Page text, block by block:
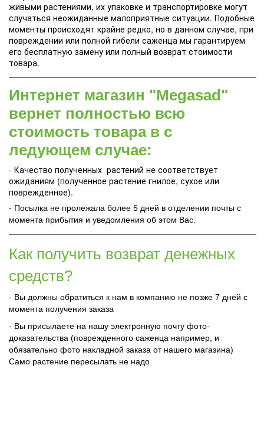
живыми растениями, их упаковке и транспортировке могут
случаться неожиданные малоприятные ситуации. Подобные
моменты происходят крайне редко, но в данном случае, при
повреждении или полной гибели саженца мы гарантируем
его бесплатную замену или полный возврат стоимости
товара.
Интернет магазин "Megasad"
вернет полностью всю
стоимость товара в с
ледующем случае:
- Качество полученных растений не соответствует
ожиданиям (полученное растение гнилое, сухое или
поврежденное).
- Посылка не пролежала более 5 дней в отделении почты с
момента прибытия и уведомления об этом Вас.
Как получить возврат денежных
средств?
- Вы должны обратиться к нам в компанию не позже 7 дней с
момента получения заказа
- Вы присылаете на нашу электронную почту фото-
доказательства (поврежденного саженца например, и
обязательно фото накладной заказа от нашего магазина)
Само растение пересылать не надо.